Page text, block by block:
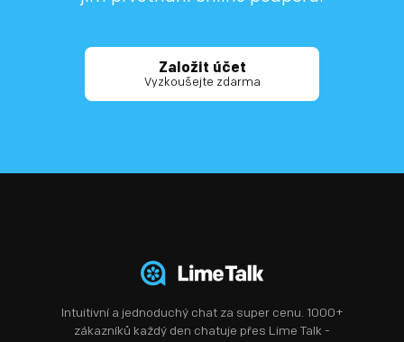
Založit účet
Vyzkoušejte zdarma
Intuitivní a jednoduchý chat za super cenu. 1000+
zákazníků každý den chatuje přes Lime Talk -